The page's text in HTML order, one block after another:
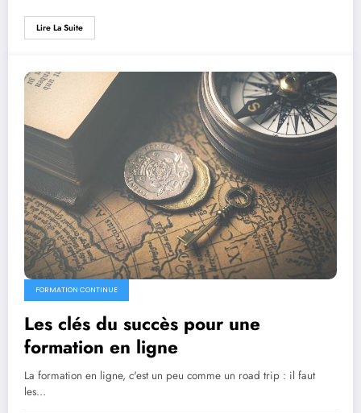
Lire La Suite
FORMATION CONTINUE
Les clés du succès pour une
formation en ligne
La formation en ligne, c'est un peu comme un road trip : il faut
les…